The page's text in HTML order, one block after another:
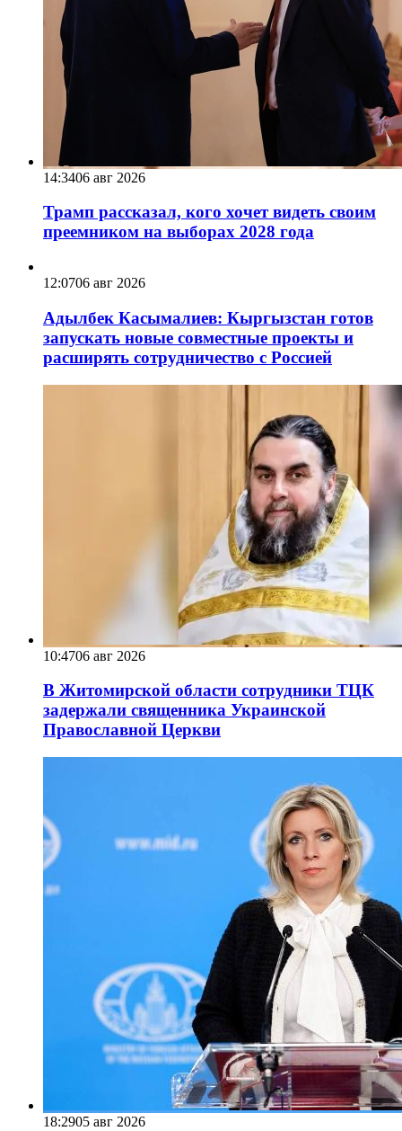
14:3406 авг 2026
Трамп рассказал, кого хочет видеть своим
преемником на выборах 2028 года
12:0706 авг 2026
Адылбек Касымалиев: Кыргызстан готов
запускать новые совместные проекты и
расширять сотрудничество с Россией
10:4706 авг 2026
В Житомирской области сотрудники ТЦК
задержали священника Украинской
Православной Церкви
18:2905 авг 2026